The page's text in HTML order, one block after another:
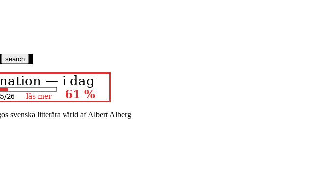
svenska litterära värld af Albert Alberg